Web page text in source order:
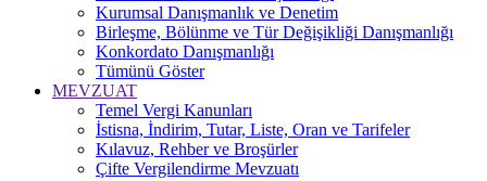
Kurumsal Danışmanlık ve Denetim
Birleşme, Bölünme ve Tür Değişikliği Danışmanlığı
Konkordato Danışmanlığı
Tümünü Göster
MEVZUAT
Temel Vergi Kanunları
İstisna, İndirim, Tutar, Liste, Oran ve Tarifeler
Kılavuz, Rehber ve Broşürler
Çifte Vergilendirme Mevzuatı